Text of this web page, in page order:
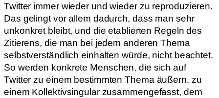
Twitter immer wieder und wieder zu reproduzieren.
Das gelingt vor allem dadurch, dass man sehr
unkonkret bleibt, und die etablierten Regeln des
Zitierens, die man bei jedem anderen Thema
selbstverständlich einhalten würde, nicht beachtet.
So werden konkrete Menschen, die sich auf
Twitter zu einem bestimmten Thema äußern, zu
einem Kollektivsingular zusammengefasst, dem